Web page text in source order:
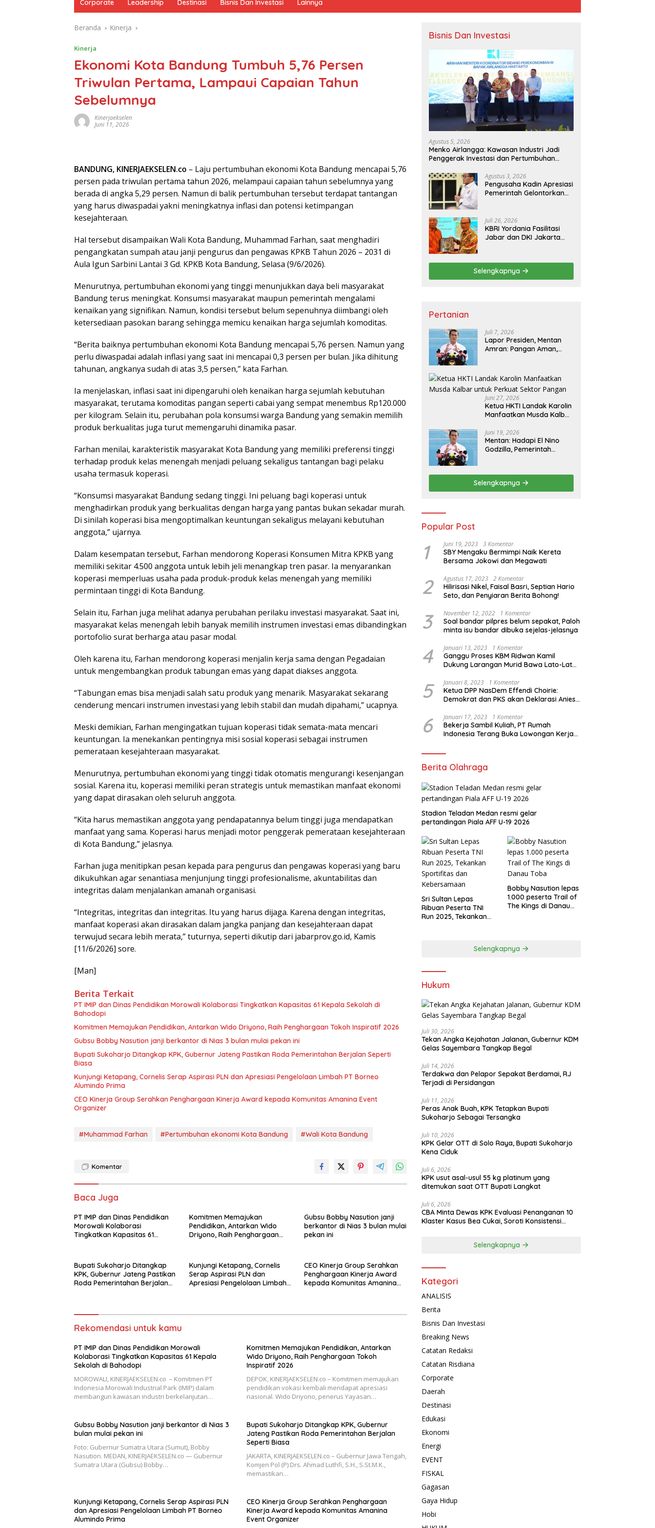
Corporate Leadership Destinasi Bisnis Dan Investasi Lainnya
Beranda Kinerja
Kinerja
Ekonomi Kota Bandung Tumbuh 5,76 Persen
Triwulan Pertama, Lampaui Capaian Tahun
Sebelumnya
Kinerjaekselen
Juni 11, 2026
BANDUNG, KINERJAEKSELEN.co – Laju pertumbuhan ekonomi Kota Bandung mencapai 5,76
persen pada triwulan pertama tahun 2026, melampaui capaian tahun sebelumnya yang
berada di angka 5,29 persen. Namun di balik pertumbuhan tersebut terdapat tantangan
yang harus diwaspadai yakni meningkatnya inflasi dan potensi ketimpangan
kesejahteraan.
Hal tersebut disampaikan Wali Kota Bandung, Muhammad Farhan, saat menghadiri
pengangkatan sumpah atau janji pengurus dan pengawas KPKB Tahun 2026 – 2031 di
Aula Igun Sarbini Lantai 3 Gd. KPKB Kota Bandung, Selasa (9/6/2026).
Menurutnya, pertumbuhan ekonomi yang tinggi menunjukkan daya beli masyarakat
Bandung terus meningkat. Konsumsi masyarakat maupun pemerintah mengalami
kenaikan yang signifikan. Namun, kondisi tersebut belum sepenuhnya diimbangi oleh
ketersediaan pasokan barang sehingga memicu kenaikan harga sejumlah komoditas.
“Berita baiknya pertumbuhan ekonomi Kota Bandung mencapai 5,76 persen. Namun yang
perlu diwaspadai adalah inflasi yang saat ini mencapai 0,3 persen per bulan. Jika dihitung
tahunan, angkanya sudah di atas 3,5 persen,” kata Farhan.
Ia menjelaskan, inflasi saat ini dipengaruhi oleh kenaikan harga sejumlah kebutuhan
masyarakat, terutama komoditas pangan seperti cabai yang sempat menembus Rp120.000
per kilogram. Selain itu, perubahan pola konsumsi warga Bandung yang semakin memilih
produk berkualitas juga turut memengaruhi dinamika pasar.
Farhan menilai, karakteristik masyarakat Kota Bandung yang memiliki preferensi tinggi
terhadap produk kelas menengah menjadi peluang sekaligus tantangan bagi pelaku
usaha termasuk koperasi.
“Konsumsi masyarakat Bandung sedang tinggi. Ini peluang bagi koperasi untuk
menghadirkan produk yang berkualitas dengan harga yang pantas bukan sekadar murah.
Di sinilah koperasi bisa mengoptimalkan keuntungan sekaligus melayani kebutuhan
anggota,” ujarnya.
Dalam kesempatan tersebut, Farhan mendorong Koperasi Konsumen Mitra KPKB yang
memiliki sekitar 4.500 anggota untuk lebih jeli menangkap tren pasar. Ia menyarankan
koperasi memperluas usaha pada produk-produk kelas menengah yang memiliki
permintaan tinggi di Kota Bandung.
Selain itu, Farhan juga melihat adanya perubahan perilaku investasi masyarakat. Saat ini,
masyarakat kelas menengah lebih banyak memilih instrumen investasi emas dibandingkan
portofolio surat berharga atau pasar modal.
Oleh karena itu, Farhan mendorong koperasi menjalin kerja sama dengan Pegadaian
untuk mengembangkan produk tabungan emas yang dapat diakses anggota.
“Tabungan emas bisa menjadi salah satu produk yang menarik. Masyarakat sekarang
cenderung mencari instrumen investasi yang lebih stabil dan mudah dipahami,” ucapnya.
Meski demikian, Farhan mengingatkan tujuan koperasi tidak semata-mata mencari
keuntungan. Ia menekankan pentingnya misi sosial koperasi sebagai instrumen
pemerataan kesejahteraan masyarakat.
Menurutnya, pertumbuhan ekonomi yang tinggi tidak otomatis mengurangi kesenjangan
sosial. Karena itu, koperasi memiliki peran strategis untuk memastikan manfaat ekonomi
yang dapat dirasakan oleh seluruh anggota.
“Kita harus memastikan anggota yang pendapatannya belum tinggi juga mendapatkan
manfaat yang sama. Koperasi harus menjadi motor penggerak pemerataan kesejahteraan
di Kota Bandung,” jelasnya.
Farhan juga menitipkan pesan kepada para pengurus dan pengawas koperasi yang baru
dikukuhkan agar senantiasa menjunjung tinggi profesionalisme, akuntabilitas dan
integritas dalam menjalankan amanah organisasi.
“Integritas, integritas dan integritas. Itu yang harus dijaga. Karena dengan integritas,
manfaat koperasi akan dirasakan dalam jangka panjang dan kesejahteraan dapat
terwujud secara lebih merata,” tuturnya, seperti dikutip dari jabarprov.go.id, Kamis
[11/6/2026] sore.
[Man]
Berita Terkait
PT IMIP dan Dinas Pendidikan Morowali Kolaborasi Tingkatkan Kapasitas 61 Kepala Sekolah di
Bahodopi
Komitmen Memajukan Pendidikan, Antarkan Wido Driyono, Raih Penghargaan Tokoh Inspiratif 2026
Gubsu Bobby Nasution janji berkantor di Nias 3 bulan mulai pekan ini
Bupati Sukoharjo Ditangkap KPK, Gubernur Jateng Pastikan Roda Pemerintahan Berjalan Seperti
Biasa
Kunjungi Ketapang, Cornelis Serap Aspirasi PLN dan Apresiasi Pengelolaan Limbah PT Borneo
Alumindo Prima
CEO Kinerja Group Serahkan Penghargaan Kinerja Award kepada Komunitas Amanina Event
Organizer
#Muhammad Farhan #Pertumbuhan ekonomi Kota Bandung #Wali Kota Bandung
Komentar
Baca Juga
PT IMIP dan Dinas Pendidikan
Morowali Kolaborasi
Tingkatkan Kapasitas 61
Komitmen Memajukan
Pendidikan, Antarkan Wido
Driyono, Raih Penghargaan
Gubsu Bobby Nasution janji
berkantor di Nias 3 bulan mulai
pekan ini
Bupati Sukoharjo Ditangkap
KPK, Gubernur Jateng Pastikan
Roda Pemerintahan Berjalan
Kunjungi Ketapang, Cornelis
Serap Aspirasi PLN dan
Apresiasi Pengelolaan Limbah
CEO Kinerja Group Serahkan
Penghargaan Kinerja Award
kepada Komunitas Amanina
Rekomendasi untuk kamu
PT IMIP dan Dinas Pendidikan Morowali
Kolaborasi Tingkatkan Kapasitas 61 Kepala
Sekolah di Bahodopi
MOROWALI, KINERJAEKSELEN.co – Komitmen PT
Indonesia Morowali Industrial Park (IMIP) dalam
membangun kawasan industri berkelanjutan…
Komitmen Memajukan Pendidikan, Antarkan
Wido Driyono, Raih Penghargaan Tokoh
Inspiratif 2026
DEPOK, KINERJAEKSELEN.co – Komitmen memajukan
pendidikan vokasi kembali mendapat apresiasi
nasional. Wido Driyono, penerus Yayasan…
Gubsu Bobby Nasution janji berkantor di Nias 3
bulan mulai pekan ini
Foto: Gubernur Sumatra Utara (Sumut), Bobby
Nasution. MEDAN, KINERJAEKSELEN.co — Gubernur
Sumatra Utara (Gubsu) Bobby…
Bupati Sukoharjo Ditangkap KPK, Gubernur
Jateng Pastikan Roda Pemerintahan Berjalan
Seperti Biasa
JAKARTA, KINERJAEKSELEN.co – Gubernur Jawa Tengah,
Komjen Pol (P) Drs. Ahmad Luthfi, S.H., S.St.M.K.,
memastikan…
Kunjungi Ketapang, Cornelis Serap Aspirasi PLN
dan Apresiasi Pengelolaan Limbah PT Borneo
Alumindo Prima
CEO Kinerja Group Serahkan Penghargaan
Kinerja Award kepada Komunitas Amanina
Event Organizer
Bisnis Dan Investasi
Agustus 5, 2026
Menko Airlangga: Kawasan Industri Jadi
Penggerak Investasi dan Pertumbuhan
Agustus 3, 2026
Pengusaha Kadin Apresiasi
Pemerintah Gelontorkan
Juli 26, 2026
KBRI Yordania Fasilitasi
Jabar dan DKI Jakarta
Internasional
Selengkapnya
Pertanian
Juli 7, 2026
Lapor Presiden, Mentan
Amran: Pangan Aman,
Juni 27, 2026
Ketua HKTI Landak Karolin
Manfaatkan Musda Kalbar
Pangan
Juni 19, 2026
Mentan: Hadapi El Nino
Godzilla, Pemerintah
Infrastruktur Pertanian
Nasional
Selengkapnya
Popular Post
1 Juni 19, 2023 3 Komentar
SBY Mengaku Bermimpi Naik Kereta
Bersama Jokowi dan Megawati
2 Agustus 17, 2023 2 Komentar
Hilirisasi Nikel, Faisal Basri, Septian Hario
Seto, dan Penyiaran Berita Bohong!
3 November 12, 2022 1 Komentar
Soal bandar pilpres belum sepakat, Paloh
minta isu bandar dibuka sejelas-jelasnya
4 Januari 13, 2023 1 Komentar
Ganggu Proses KBM Ridwan Kamil
Dukung Larangan Murid Bawa Lato-Lato
5 Januari 8, 2023 1 Komentar
Ketua DPP NasDem Effendi Choirie:
Demokrat dan PKS akan Deklarasi Anies
6 Januari 17, 2023 1 Komentar
Bekerja Sambil Kuliah, PT Rumah
Indonesia Terang Buka Lowongan Kerja
Berita Olahraga
Stadion Teladan Medan resmi gelar
pertandingan Piala AFF U-19 2026
Sri Sultan Lepas
Ribuan Peserta TNI
Run 2025, Tekankan
Bobby Nasution lepas
1.000 peserta Trail of
The Kings di Danau
Selengkapnya
Hukum
Juli 30, 2026
Tekan Angka Kejahatan Jalanan, Gubernur KDM
Gelas Sayembara Tangkap Begal
Juli 14, 2026
Terdakwa dan Pelapor Sepakat Berdamai, RJ
Terjadi di Persidangan
Juli 11, 2026
Peras Anak Buah, KPK Tetapkan Bupati
Sukoharjo Sebagai Tersangka
Juli 10, 2026
KPK Gelar OTT di Solo Raya, Bupati Sukoharjo
Kena Ciduk
Juli 6, 2026
KPK usut asal-usul 55 kg platinum yang
ditemukan saat OTT Bupati Langkat
Juli 6, 2026
CBA Minta Dewas KPK Evaluasi Penanganan 10
Klaster Kasus Bea Cukai, Soroti Konsistensi
Selengkapnya
Kategori
ANALISIS
Berita
Bisnis Dan Investasi
Breaking News
Catatan Redaksi
Catatan Risdiana
Corporate
Daerah
Destinasi
Edukasi
Ekonomi
Energi
EVENT
FISKAL
Gagasan
Gaya Hidup
Hobi